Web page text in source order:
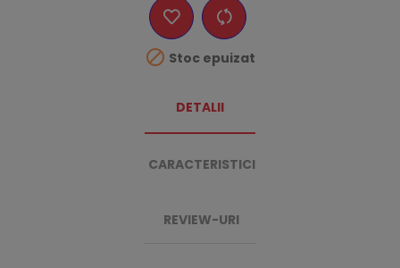
 Stoc epuizat
DETALII
CARACTERISTICI
REVIEW-URI